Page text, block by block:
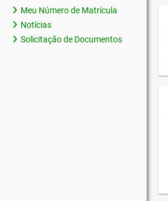
Meu Número de Matrícula
Notícias
Solicitação de Documentos